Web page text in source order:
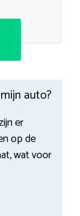
auto?
er
op de
wat voor